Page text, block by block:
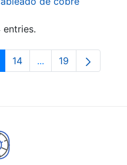
entries.
Use TAB to navigate.
Page
14 ...Intermediate
Page
19